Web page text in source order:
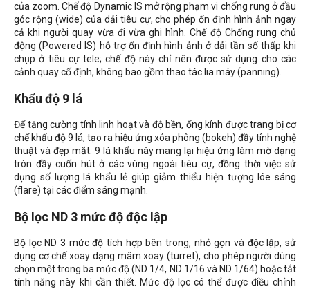
của zoom. Chế độ Dynamic IS mở rộng phạm vi chống rung ở đầu
góc rộng (wide) của dải tiêu cự, cho phép ổn định hình ảnh ngay
cả khi người quay vừa đi vừa ghi hình. Chế độ Chống rung chủ
động (Powered IS) hỗ trợ ổn định hình ảnh ở dải tần số thấp khi
chụp ở tiêu cự tele; chế độ này chỉ nên được sử dụng cho các
cảnh quay cố định, không bao gồm thao tác lia máy (panning).
Khẩu độ 9 lá
Để tăng cường tính linh hoạt và độ bền, ống kính được trang bị cơ
chế khẩu độ 9 lá, tạo ra hiệu ứng xóa phông (bokeh) đầy tính nghệ
thuật và đẹp mắt. 9 lá khẩu này mang lại hiệu ứng làm mờ dạng
tròn đầy cuốn hút ở các vùng ngoài tiêu cự, đồng thời việc sử
dụng số lượng lá khẩu lẻ giúp giảm thiểu hiện tượng lóe sáng
(flare) tại các điểm sáng mạnh.
Bộ lọc ND 3 mức độ độc lập
Bộ lọc ND 3 mức độ tích hợp bên trong, nhỏ gọn và độc lập, sử
dụng cơ chế xoay dạng mâm xoay (turret), cho phép người dùng
chọn một trong ba mức độ (ND 1/4, ND 1/16 và ND 1/64) hoặc tắt
tính năng này khi cần thiết. Mức độ lọc có thể được điều chỉnh